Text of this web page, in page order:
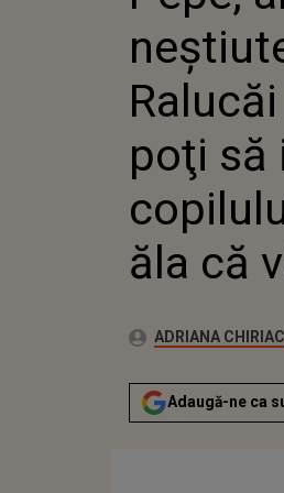
poţi să
ăla că
Autor:ADRIANA CHIRIAC
Adaugă-ne ca